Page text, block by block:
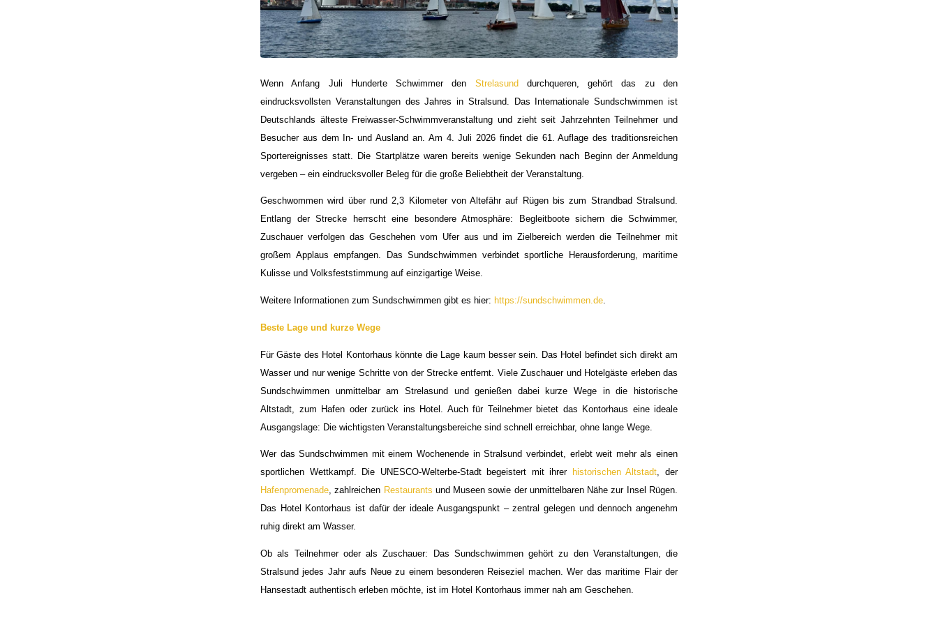
Wenn Anfang Juli Hunderte Schwimmer den Strelasund durchqueren, gehört das zu den
eindrucksvollsten Veranstaltungen des Jahres in Stralsund. Das Internationale Sundschwimmen ist
Deutschlands älteste Freiwasser-Schwimmveranstaltung und zieht seit Jahrzehnten Teilnehmer und
Besucher aus dem In- und Ausland an. Am 4. Juli 2026 findet die 61. Auflage des traditionsreichen
Sportereignisses statt. Die Startplätze waren bereits wenige Sekunden nach Beginn der Anmeldung
vergeben – ein eindrucksvoller Beleg für die große Beliebtheit der Veranstaltung.
Geschwommen wird über rund 2,3 Kilometer von Altefähr auf Rügen bis zum Strandbad Stralsund.
Entlang der Strecke herrscht eine besondere Atmosphäre: Begleitboote sichern die Schwimmer,
Zuschauer verfolgen das Geschehen vom Ufer aus und im Zielbereich werden die Teilnehmer mit
großem Applaus empfangen. Das Sundschwimmen verbindet sportliche Herausforderung, maritime
Kulisse und Volksfeststimmung auf einzigartige Weise.
Weitere Informationen zum Sundschwimmen gibt es hier: https://sundschwimmen.de.
Beste Lage und kurze Wege
Für Gäste des Hotel Kontorhaus könnte die Lage kaum besser sein. Das Hotel befindet sich direkt am
Wasser und nur wenige Schritte von der Strecke entfernt. Viele Zuschauer und Hotelgäste erleben das
Sundschwimmen unmittelbar am Strelasund und genießen dabei kurze Wege in die historische
Altstadt, zum Hafen oder zurück ins Hotel. Auch für Teilnehmer bietet das Kontorhaus eine ideale
Ausgangslage: Die wichtigsten Veranstaltungsbereiche sind schnell erreichbar, ohne lange Wege.
Wer das Sundschwimmen mit einem Wochenende in Stralsund verbindet, erlebt weit mehr als einen
sportlichen Wettkampf. Die UNESCO-Welterbe-Stadt begeistert mit ihrer historischen Altstadt, der
Hafenpromenade, zahlreichen Restaurants und Museen sowie der unmittelbaren Nähe zur Insel Rügen.
Das Hotel Kontorhaus ist dafür der ideale Ausgangspunkt – zentral gelegen und dennoch angenehm
ruhig direkt am Wasser.
Ob als Teilnehmer oder als Zuschauer: Das Sundschwimmen gehört zu den Veranstaltungen, die
Stralsund jedes Jahr aufs Neue zu einem besonderen Reiseziel machen. Wer das maritime Flair der
Hansestadt authentisch erleben möchte, ist im Hotel Kontorhaus immer nah am Geschehen.